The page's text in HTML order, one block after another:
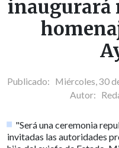
inaugurará
Publicado: Miércoles, 30
Autor:
"Será una ceremonia
invitadas las autoridades